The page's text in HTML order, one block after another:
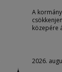
A
közepére
2026.